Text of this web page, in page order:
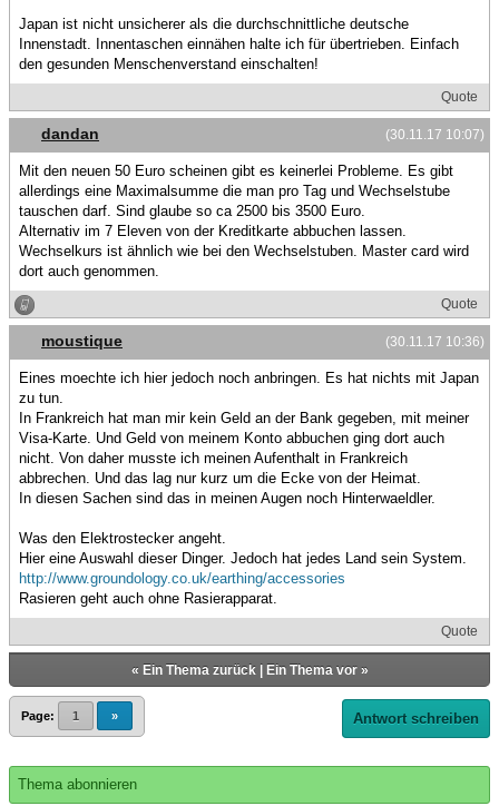
Japan ist nicht unsicherer als die durchschnittliche deutsche
Innenstadt. Innentaschen einnähen halte ich für übertrieben. Einfach
den gesunden Menschenverstand einschalten!
Quote
(30.11.17 10:07)
dandan
Mit den neuen 50 Euro scheinen gibt es keinerlei Probleme. Es gibt
allerdings eine Maximalsumme die man pro Tag und Wechselstube
tauschen darf. Sind glaube so ca 2500 bis 3500 Euro.
Alternativ im 7 Eleven von der Kreditkarte abbuchen lassen.
Wechselkurs ist ähnlich wie bei den Wechselstuben. Master card wird
dort auch genommen.
Quote
(30.11.17 10:36)
moustique
Eines moechte ich hier jedoch noch anbringen. Es hat nichts mit Japan
zu tun.
In Frankreich hat man mir kein Geld an der Bank gegeben, mit meiner
Visa-Karte. Und Geld von meinem Konto abbuchen ging dort auch
nicht. Von daher musste ich meinen Aufenthalt in Frankreich
abbrechen. Und das lag nur kurz um die Ecke von der Heimat.
In diesen Sachen sind das in meinen Augen noch Hinterwaeldler.
Was den Elektrostecker angeht.
Hier eine Auswahl dieser Dinger. Jedoch hat jedes Land sein System.
http://www.groundology.co.uk/earthing/accessories
Rasieren geht auch ohne Rasierapparat.
Quote
« Ein Thema zurück| Ein Thema vor»
Page: 1 » Antwort schreiben
Thema abonnieren